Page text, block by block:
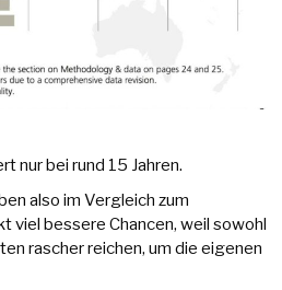
nur bei rund 15 Jahren.
also im Vergleich zum
viel bessere Chancen, weil sowohl
rascher reichen, um die eigenen